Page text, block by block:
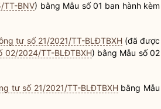
TT-BNV) bằng Mẫu số 01 ban hành kèm
tư số 21/2021/TT-BLĐTBXH(đã được
02/2024/TT-BLĐTBXH) bằng Mẫu số 02
tư số 21/2021/TT-BLĐTBXHbằng Mẫu